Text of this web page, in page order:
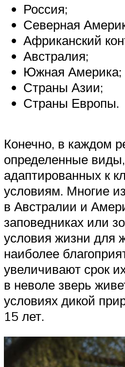
Россия;
Северная
Африканский
Австралия;
Южная Америка;
Страны Азии;
Страны Европы.
Конечно, в каждом
определенные виды,
адаптированных к
условиям. Многие
в Австралии и
заповедниках или
условия жизни для
наиболее
увеличивают срок
в неволе зверь
условиях дикой
15 лет.